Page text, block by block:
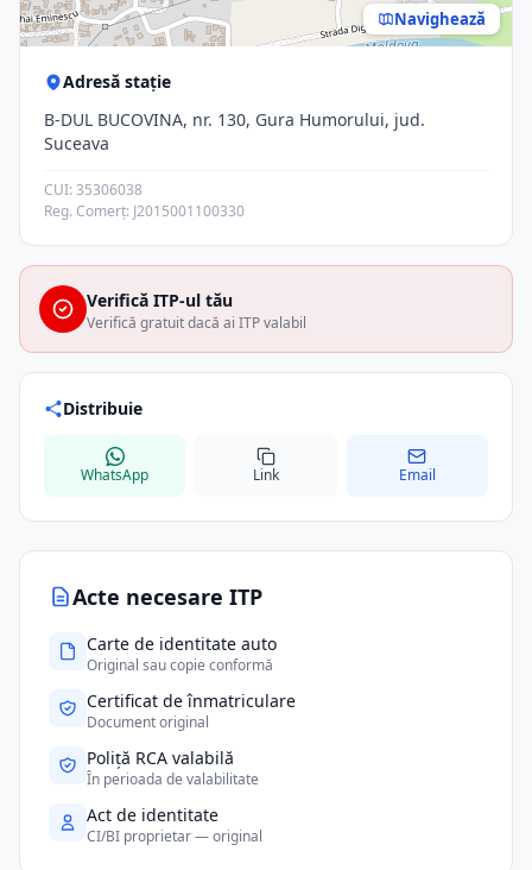
Acte necesare ITP
Carte de identitate auto
Original sau copie conformă
Certificat de înmatriculare
Document original
Poliță RCA valabilă
În perioada de valabilitate
Act de identitate
CI/BI proprietar — original
Navighează
Adresă stație
B-DUL BUCOVINA, nr. 130, Gura Humorului, jud.
Suceava
CUI: 35306038
Reg. Comerț: J2015001100330
Verifică ITP-ul tău
Verifică gratuit dacă ai ITP valabil
Distribuie
WhatsApp Link Email